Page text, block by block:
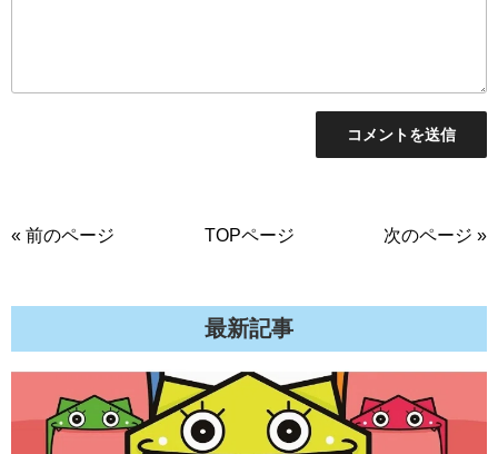
« 前のページ TOPページ 次のページ »
最新記事